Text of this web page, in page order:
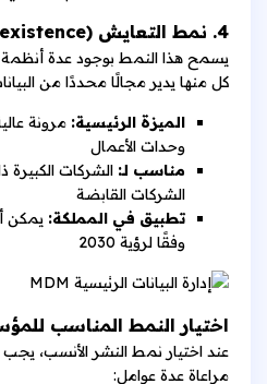
4. نمط التعايش (Coexistence)
كل منها يدير مجالًا محددًا من
الميزة الرئيسية: مرونة
وحدات الأعمال
مناسب لـ: الشركات الكبيرة
الشركات القابضة
تطبيق في المملكة: يمكن
وفقًا لرؤية 2030
اختيار النمط المناسب
عند اختيار نمط النشر الأنسب،
مراعاة عدة عوامل: